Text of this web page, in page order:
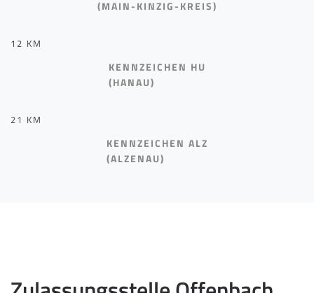
(MAIN-KINZIG-KREIS)
12 KM
KENNZEICHEN HU
(HANAU)
21 KM
KENNZEICHEN ALZ
(ALZENAU)